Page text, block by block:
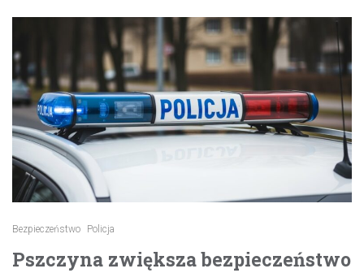
Bezpieczeństwo Policja
Pszczyna zwiększa bezpieczeństwo